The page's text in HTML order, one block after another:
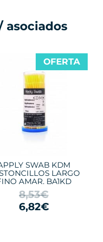
asociados
SWAB KDM
LARGO
AMAR. BA1KD
8,53€
6,82€
OFERTA